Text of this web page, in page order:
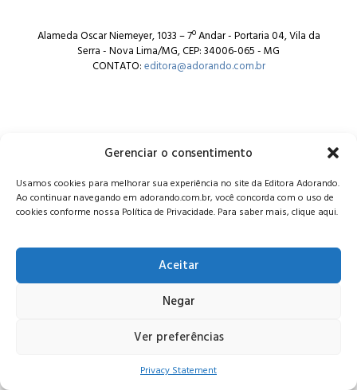
Gerenciar o consentimento
Usamos cookies para melhorar sua experiência no site da Editora Adorando.
Ao continuar navegando em adorando.com.br, você concorda com o uso de
cookies conforme nossa Política de Privacidade. Para saber mais, clique aqui.
Aceitar
Negar
Ver preferências
Privacy Statement
Alameda Oscar Niemeyer, 1033 – 7º Andar - Portaria 04, Vila da
Serra - Nova Lima/MG, CEP: 34006-065 - MG
CONTATO:editora@adorando.com.br
© Editora Adorando 2026. Todos os direitos reservados.
Consulte nossapolítica de privacidade.